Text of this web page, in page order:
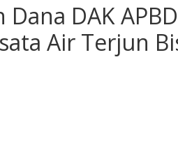
DAK
Air Terjun